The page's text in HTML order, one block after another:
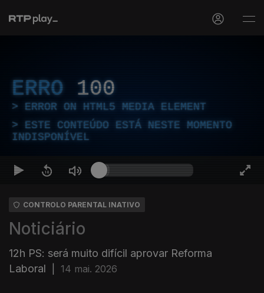
ERRO 100
ERROR ON HTML5 MEDIA ELEMENT
ESTE CONTEÚDO ESTÁ NESTE MOMENTO
INDISPONÍVEL
CONTROLO PARENTAL INATIVO
Noticiário
12h PS: será muito difícil aprovar Reforma
Laboral
14 mai. 2026